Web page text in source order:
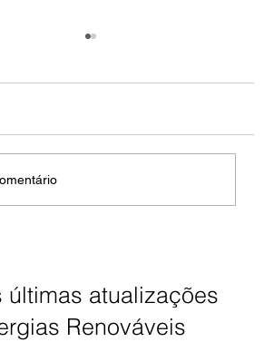
últimas atualizações
Renováveis